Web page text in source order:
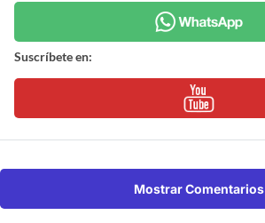
Suscríbete en:
Mostrar Comentarios